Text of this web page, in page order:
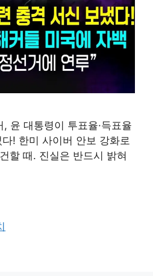
윤 대통령이 투표율·득표율
! 한미 사이버 안보 강화로
할 때. 진실은 반드시 밝혀